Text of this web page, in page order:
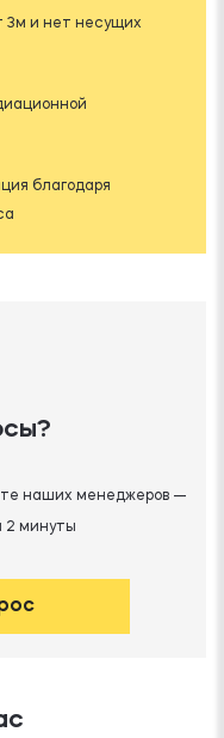
3м и нет несущих
благодаря
наших менеджеров —
2 минуты